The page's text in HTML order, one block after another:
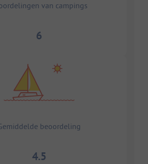
van campings
6
beoordeling
4.5